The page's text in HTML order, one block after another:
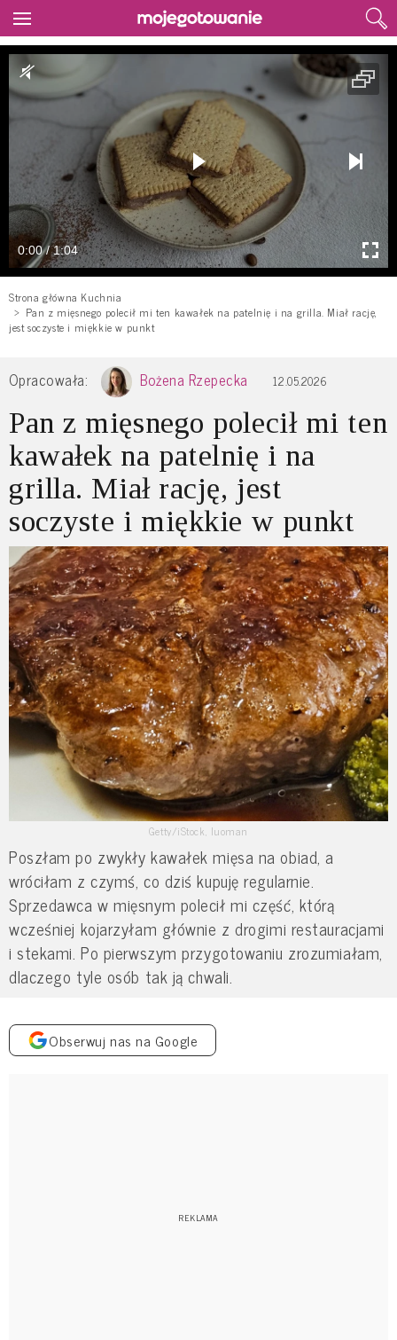
0:00 / 1:04
Strona główna Kuchnia
Pan z mięsnego polecił mi ten kawałek na patelnię i na grilla. Miał rację,
jest soczyste i miękkie w punkt
Opracowała: Bożena Rzepecka 12.05.2026
Pan z mięsnego polecił mi ten
kawałek na patelnię i na
grilla. Miał rację, jest
soczyste i miękkie w punkt
Getty/iStock, luoman
Poszłam po zwykły kawałek mięsa na obiad, a
wróciłam z czymś, co dziś kupuję regularnie.
Sprzedawca w mięsnym polecił mi część, którą
wcześniej kojarzyłam głównie z drogimi restauracjami
i stekami. Po pierwszym przygotowaniu zrozumiałam,
dlaczego tyle osób tak ją chwali.
Obserwuj nas na Google